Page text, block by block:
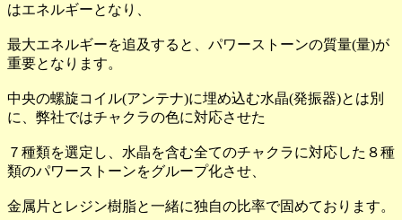
はエネルギーとなり、
最大エネルギーを追及すると、パワーストーンの質量(量)が
重要となります。
中央の螺旋コイル(アンテナ)に埋め込む水晶(発振器)とは別
に、弊社ではチャクラの色に対応させた
７種類を選定し、水晶を含む全てのチャクラに対応した８種
類のパワーストーンをグループ化させ、
金属片とレジン樹脂と一緒に独自の比率で固めております。